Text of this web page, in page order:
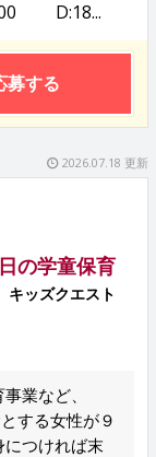
D:18...
募する
2026.07.18 更新
の学童保育
ッズクエスト
業など、
する女性が９
つければ末